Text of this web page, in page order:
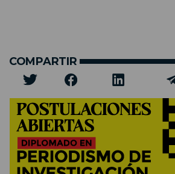
COMPARTIR